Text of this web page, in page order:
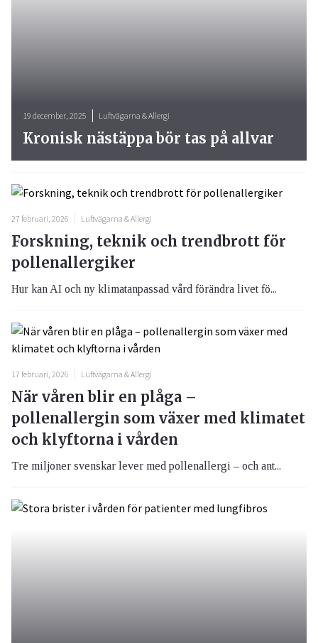
27 februari, 2026 Luftvägarna & Allergi
Forskning, teknik och trendbrott för
pollenallergiker
Hur kan AI och ny klimatanpassad vård förändra livet fö...
17 februari, 2026 Luftvägarna & Allergi
När våren blir en plåga –
pollenallergin som växer med klimatet
och klyftorna i vården
Tre miljoner svenskar lever med pollenallergi – och ant...
19 december, 2025 Luftvägarna & Allergi
Kronisk nästäppa bör tas på allvar